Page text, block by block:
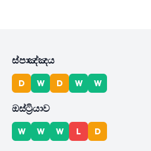
ස්පාඤ්ඤය
D W D W W
ඔස්ට්‍රියාව
W W W L D